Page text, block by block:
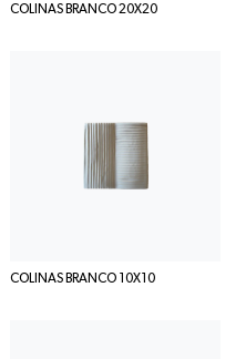
COLINAS BRANCO 20X20
COLINAS BRANCO 10X10